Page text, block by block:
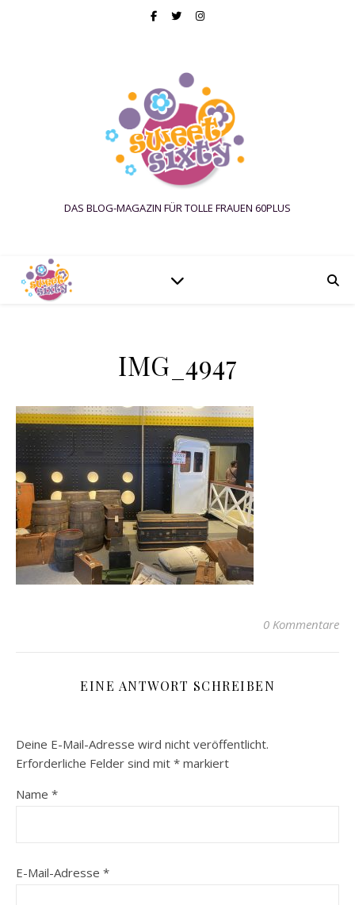
DAS BLOG-MAGAZIN FÜR TOLLE FRAUEN 60PLUS
IMG_4947
0 Kommentare
EINE ANTWORT SCHREIBEN
Deine E-Mail-Adresse wird nicht veröffentlicht.
Erforderliche Felder sind mit * markiert
Name *
E-Mail-Adresse *